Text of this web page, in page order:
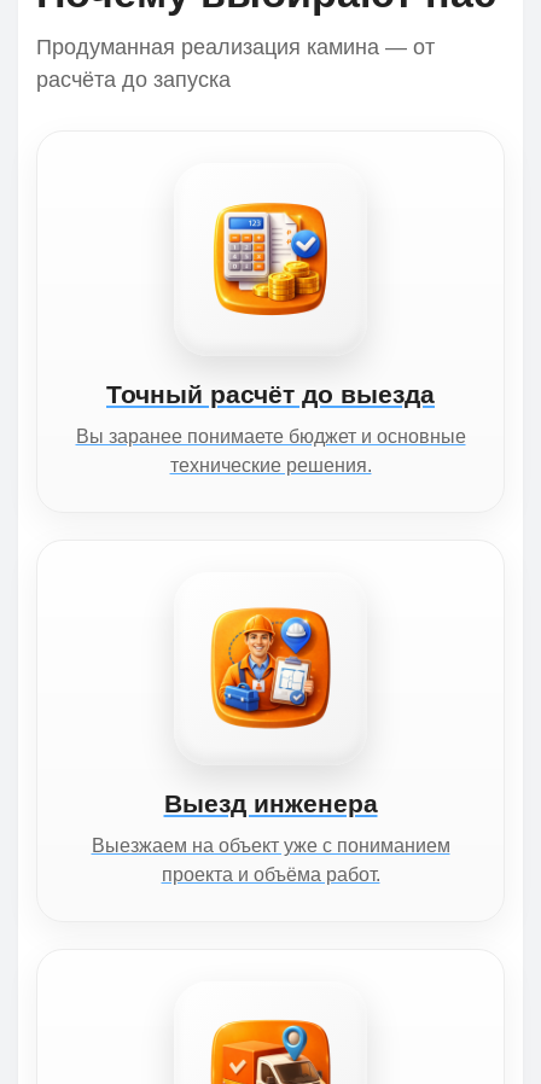
Продуманная реализация камина — от
расчёта до запуска
Точный расчёт до выезда
Вы заранее понимаете бюджет и основные
технические решения.
Выезд инженера
Выезжаем на объект уже с пониманием
проекта и объёма работ.